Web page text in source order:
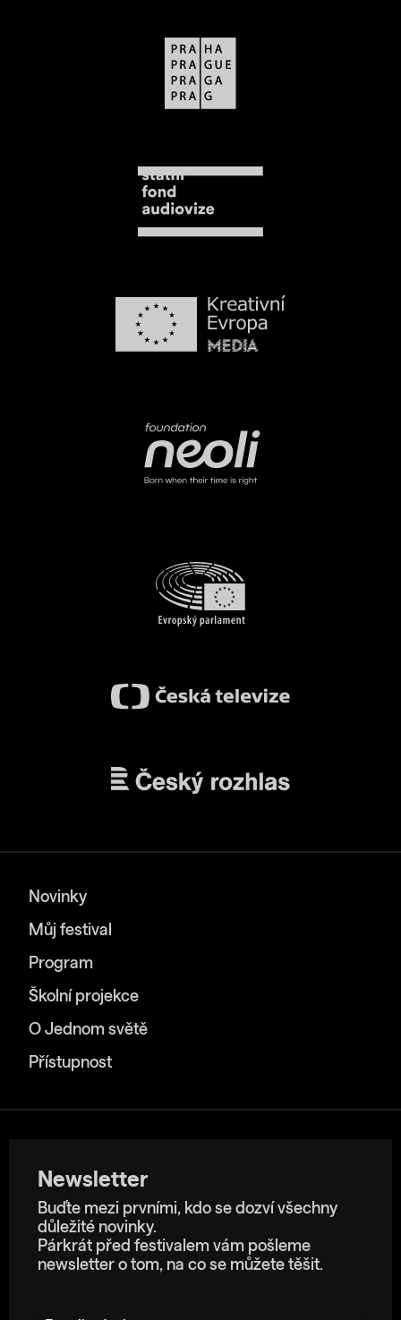
Novinky
Můj festival
Program
Školní projekce
O Jednom světě
Přístupnost
Newsletter
Buďte mezi prvními, kdo se dozví všechny
důležité novinky.
Párkrát před festivalem vám pošleme
newsletter o tom, na co se můžete těšit.